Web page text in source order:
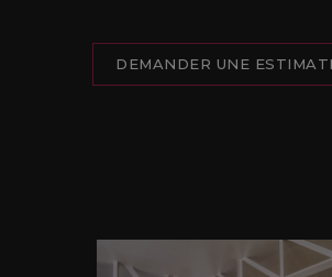
DEMANDER UNE